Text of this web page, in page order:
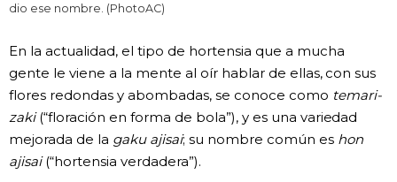
dio ese nombre. (PhotoAC)
En la actualidad, el tipo de hortensia que a mucha
gente le viene a la mente al oír hablar de ellas, con sus
flores redondas y abombadas, se conoce como temari-
zaki(“floración en forma de bola”), y es una variedad
mejorada de la gaku ajisai; su nombre común es hon
ajisai(“hortensia verdadera”).